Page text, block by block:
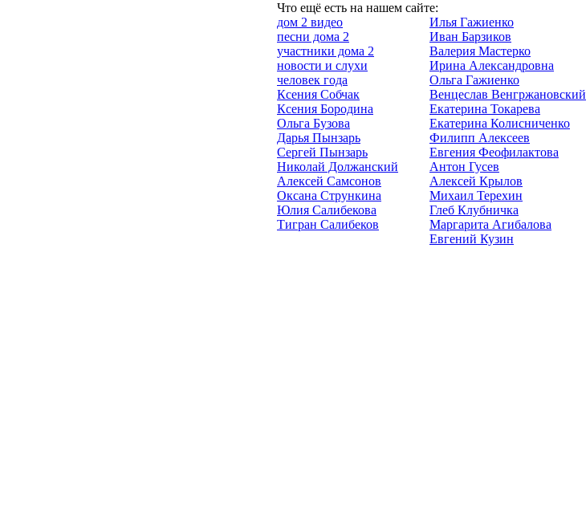
Что ещё есть на нашем сайте:
дом 2 видео
песни дома 2
участники дома 2
новости и слухи
человек года
Ксения Собчак
Ксения Бородина
Ольга Бузова
Дарья Пынзарь
Сергей Пынзарь
Николай Должанский
Алексей Самсонов
Оксана Стрункина
Юлия Салибекова
Тигран Салибеков
Илья Гажиенко
Иван Барзиков
Валерия Мастерко
Ирина Александровна
Ольга Гажиенко
Венцеслав Венгржановский
Екатерина Токарева
Екатерина Колисниченко
Филипп Алексеев
Евгения Феофилактова
Антон Гусев
Алексей Крылов
Михаил Терехин
Глеб Клубничка
Маргарита Агибалова
Евгений Кузин